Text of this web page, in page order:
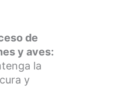
de
y aves:
la
y